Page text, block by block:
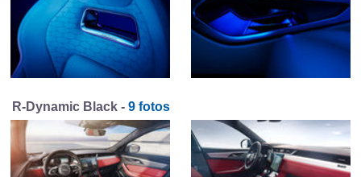
R-Dynamic Black - 9 fotos